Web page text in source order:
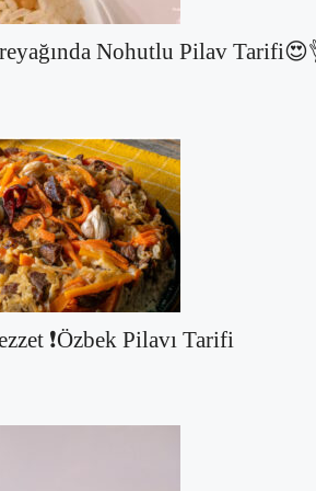
Nohutlu Pilav
❗Özbek Pilavı Tarifi